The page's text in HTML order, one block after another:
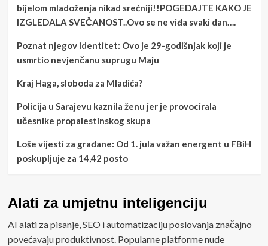
bijelom mladoženja nikad srećniji!!POGEDAJTE KAKO JE
IZGLEDALA SVEČANOST..Ovo se ne viđa svaki dan….
Poznat njegov identitet: Ovo je 29-godišnjak koji je
usmrtio nevjenčanu suprugu Maju
Kraj Haga, sloboda za Mladića?
Policija u Sarajevu kaznila ženu jer je provocirala
učesnike propalestinskog skupa
Loše vijesti za građane: Od 1. jula važan energent u FBiH
poskupljuje za 14,42 posto
Alati za umjetnu inteligenciju
AI alati za pisanje, SEO i automatizaciju poslovanja značajno
povećavaju produktivnost. Popularne platforme nude